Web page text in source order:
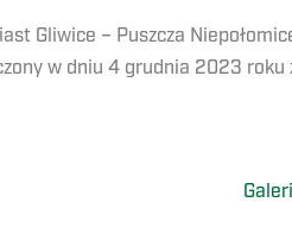
Gliwice – Puszcza
w dniu 4 grudnia 2023